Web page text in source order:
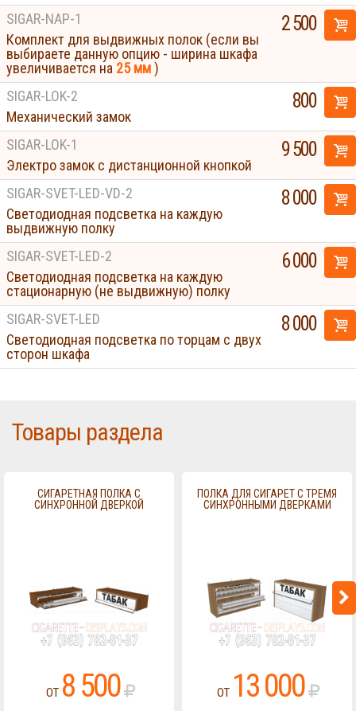
SIGAR-NAP-1
Комплект для выдвижных полок (если вы
выбираете данную опцию - ширина шкафа
увеличивается на 25 мм)
2 500
SIGAR-LOK-2
Механический замок
800
SIGAR-LOK-1
Электро замок с дистанционной кнопкой
9 500
SIGAR-SVET-LED-VD-2
Светодиодная подсветка на каждую
выдвижную полку
8 000
SIGAR-SVET-LED-2
Светодиодная подсветка на каждую
стационарную (не выдвижную) полку
6 000
SIGAR-SVET-LED
Светодиодная подсветка по торцам с двух
сторон шкафа
8 000
Товары раздела
СИГАРЕТНАЯ ПОЛКА С
СИНХРОННОЙ ДВЕРКОЙ
ОТ 8 500
ПОЛКА ДЛЯ СИГАРЕТ С ТРЕМЯ
СИНХРОННЫМИ ДВЕРКАМИ
ОТ 13 000